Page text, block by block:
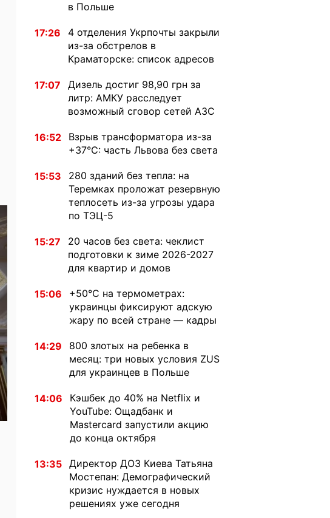
в Польше
17:26
4 отделения Укрпочты закрыли
из-за обстрелов в
Краматорске: список адресов
17:07
Дизель достиг 98,90 грн за
литр: АМКУ расследует
возможный сговор сетей АЗС
16:52
Взрыв трансформатора из-за
+37°C: часть Львова без света
15:53
280 зданий без тепла: на
Теремках проложат резервную
теплосеть из-за угрозы удара
по ТЭЦ-5
15:27
20 часов без света: чеклист
подготовки к зиме 2026-2027
для квартир и домов
15:06
+50°C на термометрах:
украинцы фиксируют адскую
жару по всей стране — кадры
14:29
800 злотых на ребенка в
месяц: три новых условия ZUS
для украинцев в Польше
14:06
Кэшбек до 40% на Netflix и
YouTube: Ощадбанк и
Mastercard запустили акцию
до конца октября
13:35 Директор ДОЗ Киева Татьяна
Мостепан: Демографический
кризис нуждается в новых
решениях уже сегодня